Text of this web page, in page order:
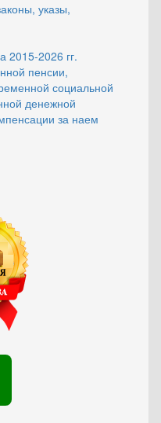
указы,
2015-2026 гг.
пенсии,
социальной
денежной
за наем